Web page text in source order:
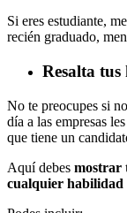
Si eres estudiante,
recién graduado,
Resalta
No te preocupes si
día a las empresas
que tiene un
Aquí debes mostrar
cualquier habilidad